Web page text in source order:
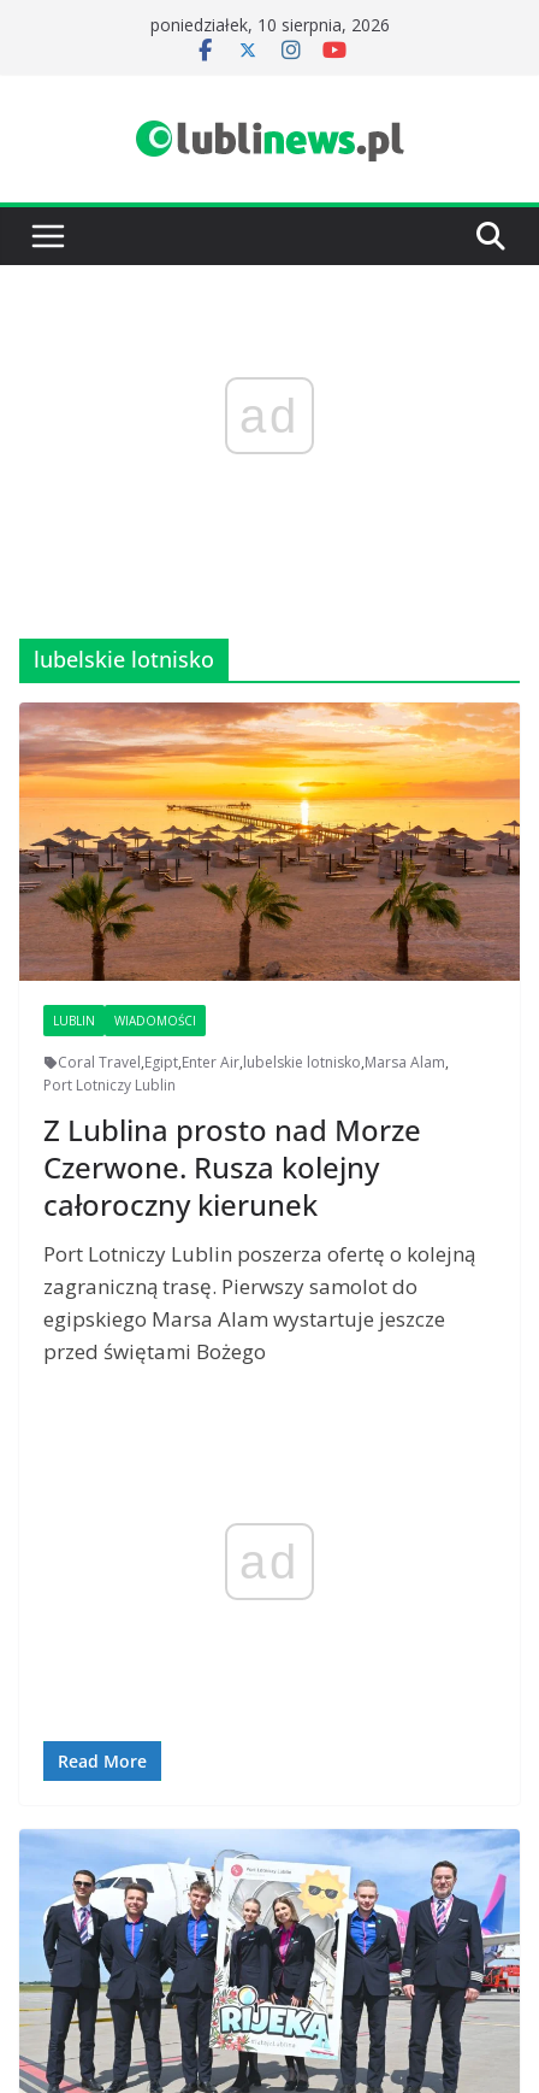
poniedziałek, 10 sierpnia, 2026
ad
lubelskie lotnisko
LUBLIN WIADOMOŚCI
Coral Travel,Egipt,Enter Air,lubelskie lotnisko,Marsa Alam,
Port Lotniczy Lublin
Z Lublina prosto nad Morze
Czerwone. Rusza kolejny
całoroczny kierunek
Port Lotniczy Lublin poszerza ofertę o kolejną
zagraniczną trasę. Pierwszy samolot do
egipskiego Marsa Alam wystartuje jeszcze
przed świętami Bożego
ad
Read More